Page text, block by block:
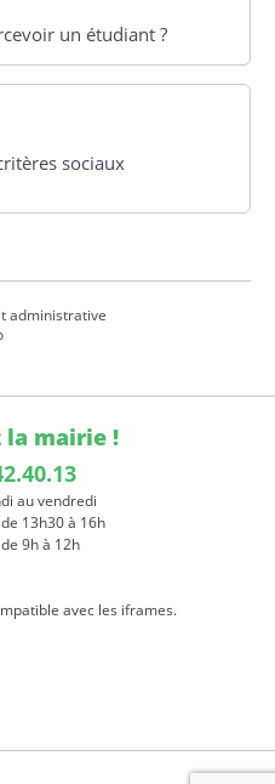
un étudiant ?
sociaux
administrative
la mairie !
au vendredi
13h30 à 16h
9h à 12h
avec les iframes.